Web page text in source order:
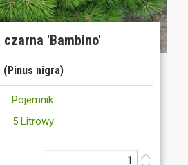
czarna 'Bambino'
(Pinus nigra)
Pojemnik:
5 Litrowy